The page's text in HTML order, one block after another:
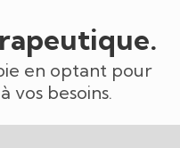
en optant pour
vos besoins.